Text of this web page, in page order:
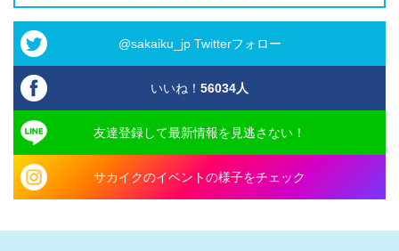
@sakaiku_jp Twitterフォロー
いいね！ 56034人
友達登録して最新情報を見逃さない！
サカイクのイベントの様子をチェック